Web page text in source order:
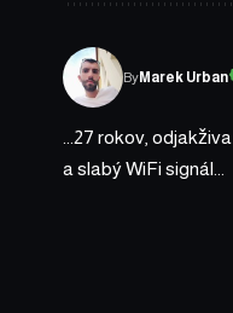
ByMarek Urban
...27 rokov,
a slabý WiFi signál...